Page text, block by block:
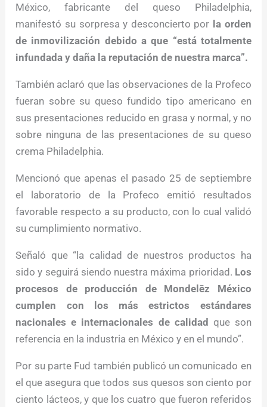
México, fabricante del queso Philadelphia,
manifestó su sorpresa y desconcierto por la orden
de inmovilización debido a que “está totalmente
infundada y daña la reputación de nuestra marca”.
También aclaró que las observaciones de la Profeco
fueran sobre su queso fundido tipo americano en
sus presentaciones reducido en grasa y normal, y no
sobre ninguna de las presentaciones de su queso
crema Philadelphia.
Mencionó que apenas el pasado 25 de septiembre
el laboratorio de la Profeco emitió resultados
favorable respecto a su producto, con lo cual validó
su cumplimiento normativo.
Señaló que “la calidad de nuestros productos ha
sido y seguirá siendo nuestra máxima prioridad. Los
procesos de producción de Mondelēz México
cumplen con los más estrictos estándares
nacionales e internacionales de calidad que son
referencia en la industria en México y en el mundo”.
Por su parte Fud también publicó un comunicado en
el que asegura que todos sus quesos son ciento por
ciento lácteos, y que los cuatro que fueron referidos